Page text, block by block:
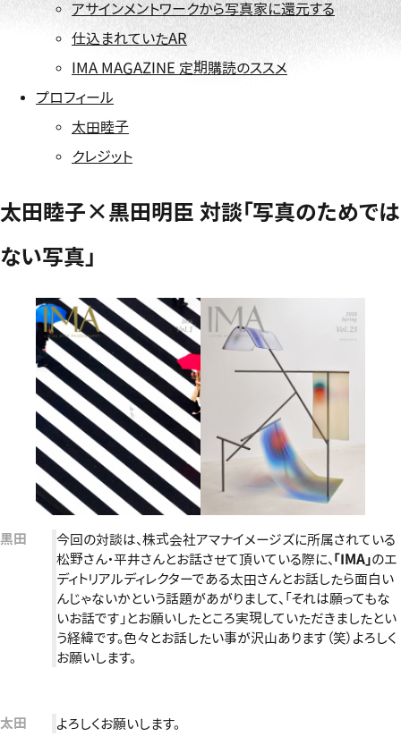
アサインメントワークから写真家に還元する
仕込まれていたAR
IMA MAGAZINE 定期購読のススメ
プロフィール
太田睦子
クレジット
太田睦子×黒田明臣 対談「写真のためでは
ない写真」
黒田
今回の対談は、株式会社アマナイメージズに所属されている
松野さん・平井さんとお話させて頂いている際に、 「IMA」のエ
ディトリアルディレクターである太田さんとお話したら面白い
んじゃないかという話題があがりまして、「それは願ってもな
いお話です」とお願いしたところ実現していただきましたとい
う経緯です。色々とお話したい事が沢山あります（笑）よろしく
お願いします。
太田 よろしくお願いします。